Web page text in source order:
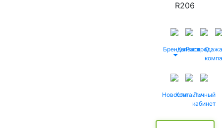
R206
БрендыКаталог
Распродажа
О
НовостиКонтактыЛичный
кабинет